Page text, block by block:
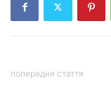
попередня стаття